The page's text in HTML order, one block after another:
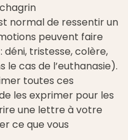
normal de ressentir un
peuvent faire
déni, tristesse, colère,
cas de l’euthanasie).
toutes ces
les exprimer pour les
une lettre à votre
ce que vous